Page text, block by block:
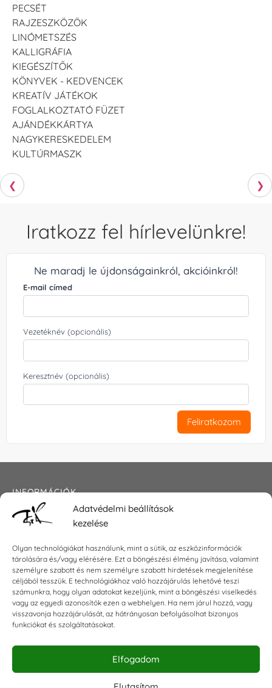
Adatvédelmi beállítások
kezelése
Olyan technológiákat használunk, mint a sütik, az eszközinformációk
tárolására és/vagy elérésére. Ezt a böngészési élmény javítása, valamint
személyre szabott és nem személyre szabott hirdetések megjelenítése
céljából tesszük. E technológiákhoz való hozzájárulás lehetővé teszi
számunkra, hogy olyan adatokat kezeljünk, mint a böngészési viselkedés
vagy az egyedi azonosítók ezen a webhelyen. Ha nem járul hozzá, vagy
visszavonja hozzájárulását, az hátrányosan befolyásolhat bizonyos
funkciókat és szolgáltatásokat.
Elfogadom
PECSÉT
RAJZESZKÖZÖK
LINÓMETSZÉS
KALLIGRÁFIA
KIEGÉSZÍTŐK
KÖNYVEK - KEDVENCEK
KREATÍV JÁTÉKOK
FOGLALKOZTATÓ FÜZET
AJÁNDÉKKÁRTYA
NAGYKERESKEDELEM
KULTÚRMASZK
❮ ❯
Iratkozz fel hírlevelünkre!
Ne maradj le újdonságainkról, akcióinkról!
E-mail címed
Vezetéknév (opcionális)
Keresztnév (opcionális)
Feliratkozom
INFORMÁCIÓK
Általános szerződési feltételek
Impresszum
KAPCSOLAT
E-mail:shop@torokszilvi.com
Telefon: +36 30 6767872
KÖZÖSSÉGI